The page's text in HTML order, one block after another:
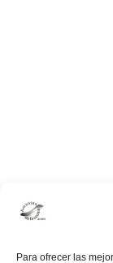
Para ofrecer las
moldes